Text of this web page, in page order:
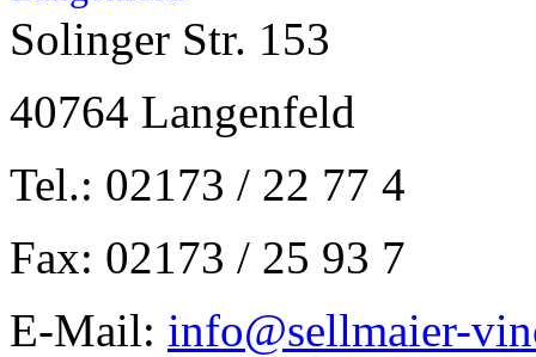
Solinger Str. 153
40764 Langenfeld
Tel.: 02173 / 22 77 4
Fax: 02173 / 25 93 7
E-Mail: info@sellmaier-